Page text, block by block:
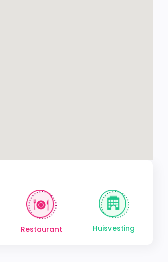
Restaurant Huisvesting